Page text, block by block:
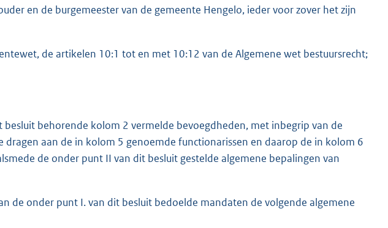
en de burgemeester van de gemeente Hengelo, ieder voor zover het zijn
de artikelen 10:1 tot en met 10:12 van de Algemene wet bestuursrecht;
behorende kolom 2 vermelde bevoegdheden, met inbegrip van de
dragen aan de in kolom 5 genoemde functionarissen en daarop de in kolom 6
de onder punt II van dit besluit gestelde algemene bepalingen van
de onder punt I. van dit besluit bedoelde mandaten de volgende algemene